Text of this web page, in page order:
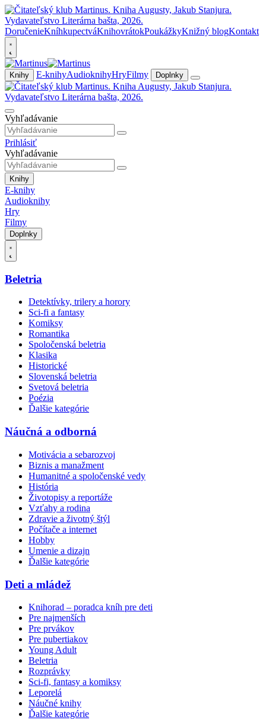
DoručenieKníhkupectváKnihovrátokPoukážkyKnižný blogKontakt
Knihy E-knihyAudioknihyHryFilmy Doplnky
Vyhľadávanie
Prihlásiť
Vyhľadávanie
Knihy
E-knihy
Audioknihy
Hry
Filmy
Doplnky
Beletria
Detektívky, trilery a horory
Sci-fi a fantasy
Komiksy
Romantika
Spoločenská beletria
Klasika
Historické
Slovenská beletria
Svetová beletria
Poézia
Ďalšie kategórie
Náučná a odborná
Motivácia a sebarozvoj
Biznis a manažment
Humanitné a spoločenské vedy
História
Životopisy a reportáže
Vzťahy a rodina
Zdravie a životný štýl
Počítače a internet
Hobby
Umenie a dizajn
Ďalšie kategórie
Deti a mládež
Knihorad – poradca kníh pre deti
Pre najmenších
Pre prvákov
Pre pubertiakov
Young Adult
Beletria
Rozprávky
Sci-fi, fantasy a komiksy
Leporelá
Náučné knihy
Ďalšie kategórie